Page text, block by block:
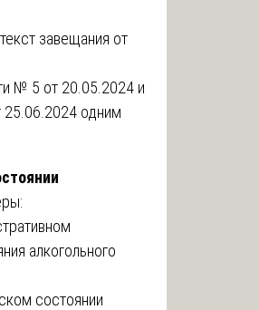
завещания от
№ 5 от 20.05.2024 и
25.06.2024 одним
алкогольного
состоянии